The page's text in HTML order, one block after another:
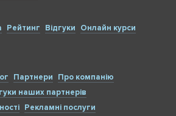
Рейтинг Відгуки
Онлайн курси
Партнери
Про компанію
наших партнерів
Рекламні послуги